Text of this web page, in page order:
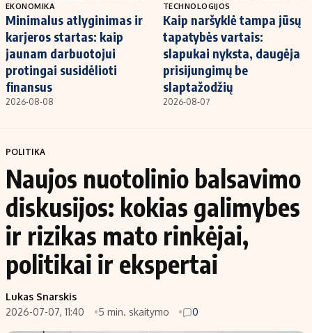
EKONOMIKA
Minimalus atlyginimas ir
karjeros startas: kaip
jaunam darbuotojui
protingai susidėlioti
finansus
2026-08-08
TECHNOLOGIJOS
Kaip naršyklė tampa jūsų
tapatybės vartais:
slapukai nyksta, daugėja
prisijungimų be
slaptažodžių
2026-08-07
POLITIKA
Naujos nuotolinio balsavimo
diskusijos: kokias galimybes
ir rizikas mato rinkėjai,
politikai ir ekspertai
Lukas Snarskis
2026-07-07, 11:40
5 min. skaitymo 0